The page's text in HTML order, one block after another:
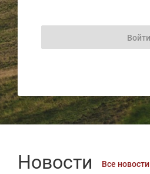
Новости Все новости